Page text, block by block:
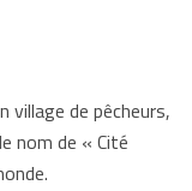
village de pêcheurs,
nom de « Cité